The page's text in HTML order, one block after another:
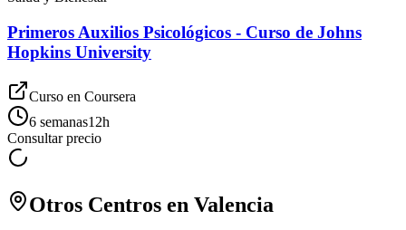
Primeros Auxilios Psicológicos - Curso de Johns
Hopkins University
Curso en Coursera
6 semanas12h
Consultar precio
Otros Centros en Valencia